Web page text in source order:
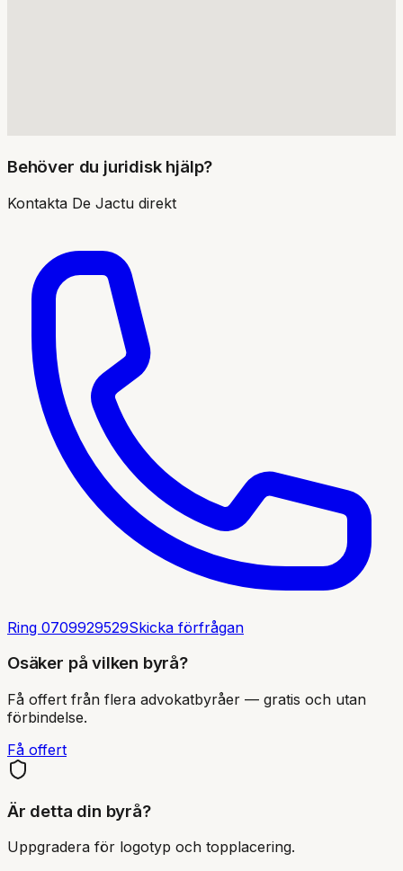
Behöver du juridisk hjälp?
Kontakta De Jactu direkt
Ring 0709929529Skicka förfrågan
Osäker på vilken byrå?
Få offert från flera advokatbyråer — gratis och utan
förbindelse.
Få offert
Är detta din byrå?
Uppgradera för logotyp och topplacering.